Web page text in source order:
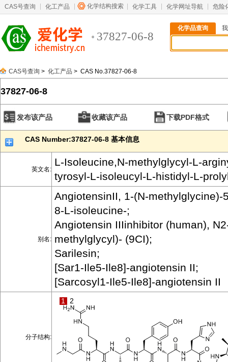
CAS号查询 化工产品 化学结构搜索 化学工具 化学网址导航 危险
37827-06-8
化学品查询
CAS号查询 > 化工产品 > CAS No.37827-06-8
37827-06-8
发布该产品 收藏该产品 下载PDF格式
CAS Number:37827-06-8 基本信息
英文名:
L-Isoleucine,N-methylglycyl-L-
tyrosyl-L-isoleucyl-L-histidyl-L-
别名:
AngiotensinII, 1-(N-methylglycine)-
8-L-isoleucine-;
Angiotensin IIIinhibitor (human),
methylglycyl)- (9CI);
Sarilesin;
[Sar1-Ile5-Ile8]-angiotensin II;
[Sarcosyl1-Ile5-Ile8]-angiotensin II
分子结构:
1 2